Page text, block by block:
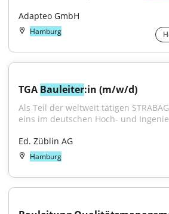
Adapteo GmbH
Hamburg
TGA Bauleiter:in (m/w/d)
Als Teil der weltweit tätigen
eins im deutschen Hoch- und
Ed. Züblin AG
Hamburg